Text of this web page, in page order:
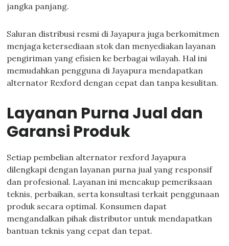
jangka panjang.
Saluran distribusi resmi di Jayapura juga berkomitmen
menjaga ketersediaan stok dan menyediakan layanan
pengiriman yang efisien ke berbagai wilayah. Hal ini
memudahkan pengguna di Jayapura mendapatkan
alternator Rexford dengan cepat dan tanpa kesulitan.
Layanan Purna Jual dan
Garansi Produk
Setiap pembelian alternator rexford Jayapura
dilengkapi dengan layanan purna jual yang responsif
dan profesional. Layanan ini mencakup pemeriksaan
teknis, perbaikan, serta konsultasi terkait penggunaan
produk secara optimal. Konsumen dapat
mengandalkan pihak distributor untuk mendapatkan
bantuan teknis yang cepat dan tepat.